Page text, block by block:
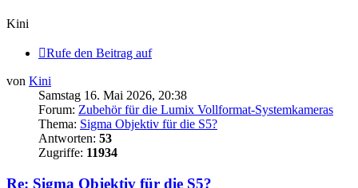
Kini
Rufe den Beitrag auf
von Kini
Samstag 16. Mai 2026, 20:38
Forum: Zubehör für die Lumix Vollformat-Systemkameras
Thema: Sigma Objektiv für die S5?
Antworten: 53
Zugriffe: 11934
Re: Sigma Objektiv für die S5?